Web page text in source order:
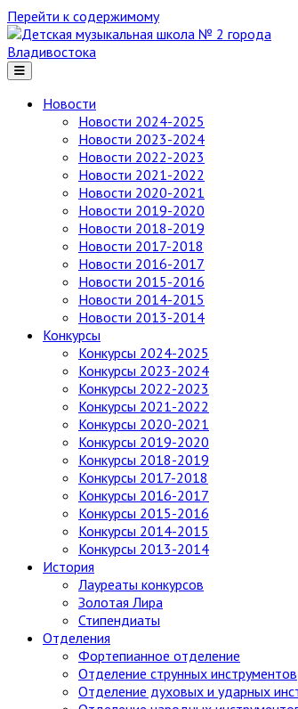
Перейти к содержимому
Детская
музыкальная
школа
города
Владивостока
Новости
Новости 2024-2025
Новости 2023-2024
Новости 2022-2023
Новости 2021-2022
Новости 2020-2021
Новости 2019-2020
Новости 2018-2019
Новости 2017-2018
Новости 2016-2017
Новости 2015-2016
Новости 2014-2015
Новости 2013-2014
Конкурсы
Конкурсы 2024-2025
Конкурсы 2023-2024
Конкурсы 2022-2023
Конкурсы 2021-2022
Конкурсы 2020-2021
Конкурсы 2019-2020
Конкурсы 2018-2019
Конкурсы 2017-2018
Конкурсы 2016-2017
Конкурсы 2015-2016
Конкурсы 2014-2015
Конкурсы 2013-2014
История
Лауреаты конкурсов
Золотая Лира
Стипендиаты
Отделения
Фортепианное отделение
Отделение струнных инструментов
Отделение духовых и ударных